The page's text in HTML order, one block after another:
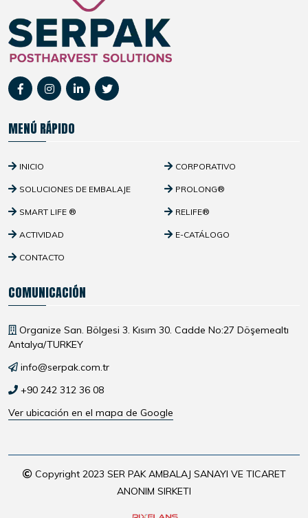
MENÚ RÁPIDO
INICIO CORPORATIVO
SOLUCIONES DE EMBALAJE PROLONG®
SMART LIFE ® RELIFE®
ACTIVIDAD E-CATÁLOGO
CONTACTO
COMUNICACIÓN
Organize San. Bölgesi 3. Kısım 30. Cadde No:27 Döşemealtı
Antalya/TURKEY
info@serpak.com.tr
+90 242 312 36 08
Ver ubicación en el mapa de Google
Copyright 2023 SER PAK AMBALAJ SANAYI VE TICARET
ANONIM SIRKETI